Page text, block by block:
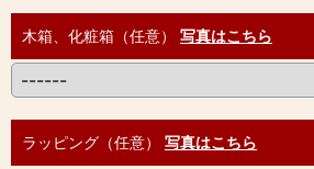
木箱、化粧箱（任意） 写真はこちら
ラッピング（任意） 写真はこちら